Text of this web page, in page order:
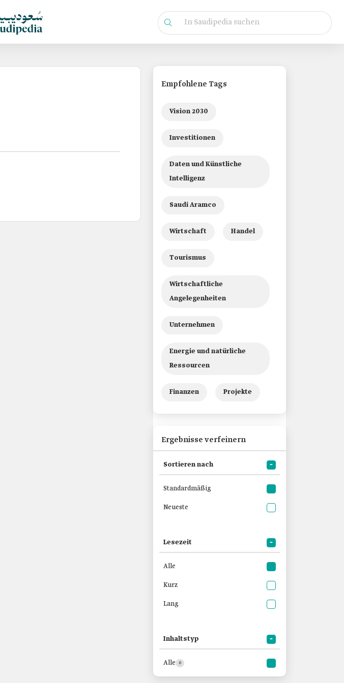
Empfohlene Tags
Vision 2030
Investitionen
Daten und Künstliche
Intelligenz
Saudi Aramco
Wirtschaft Handel
Tourismus
Wirtschaftliche
Angelegenheiten
Unternehmen
Energie und natürliche
Ressourcen
Finanzen Projekte
Ergebnisse verfeinern
Sortieren nach
Standardmäßig
Neueste
Lesezeit
Alle
Kurz
Lang
Inhaltstyp
Alle 0